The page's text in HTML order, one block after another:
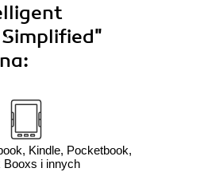
Kindle, Pocketbook,
Booxs i innych